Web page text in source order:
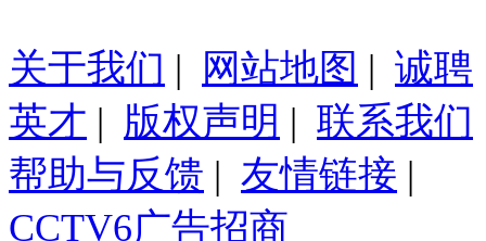
关于我们 | 网站地图 | 诚聘
英才 | 版权声明 | 联系我们
帮助与反馈 | 友情链接 |
CCTV6广告招商